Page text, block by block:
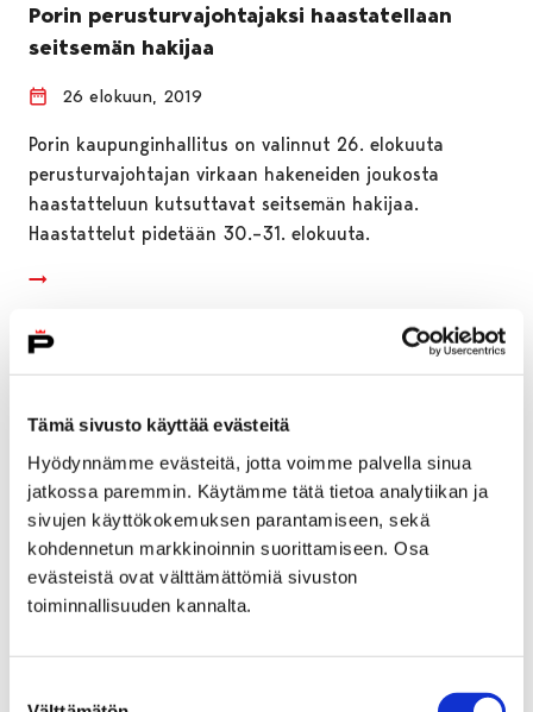
Tämä sivusto käyttää evästeitä
Hyödynnämme evästeitä, jotta voimme palvella sinua
jatkossa paremmin. Käytämme tätä tietoa analytiikan ja
sivujen käyttökokemuksen parantamiseen, sekä
kohdennetun markkinoinnin suorittamiseen. Osa
evästeistä ovat välttämättömiä sivuston
toiminnallisuuden kannalta.
Porin perusturvajohtajaksi haastatellaan
seitsemän hakijaa
26 elokuun, 2019
Porin kaupunginhallitus on valinnut 26. elokuuta
perusturvajohtajan virkaan hakeneiden joukosta
haastatteluun kutsuttavat seitsemän hakijaa.
Haastattelut pidetään 30.–31. elokuuta.